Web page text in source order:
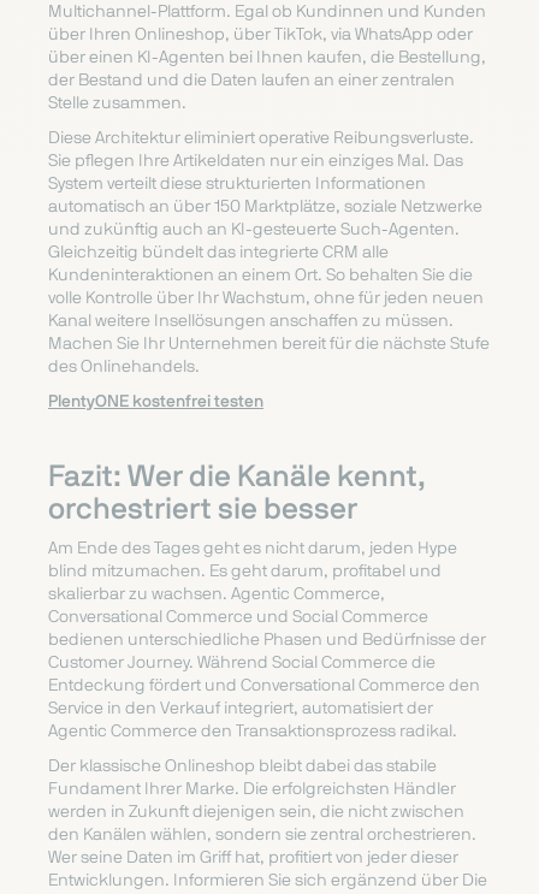
Multichannel-Plattform. Egal ob Kundinnen und Kunden
über Ihren Onlineshop, über TikTok, via WhatsApp oder
über einen KI-Agenten bei Ihnen kaufen, die Bestellung,
der Bestand und die Daten laufen an einer zentralen
Stelle zusammen.
Diese Architektur eliminiert operative Reibungsverluste.
Sie pflegen Ihre Artikeldaten nur ein einziges Mal. Das
System verteilt diese strukturierten Informationen
automatisch an über 150 Marktplätze, soziale Netzwerke
und zukünftig auch an KI-gesteuerte Such-Agenten.
Gleichzeitig bündelt das integrierte CRM alle
Kundeninteraktionen an einem Ort. So behalten Sie die
volle Kontrolle über Ihr Wachstum, ohne für jeden neuen
Kanal weitere Insellösungen anschaffen zu müssen.
Machen Sie Ihr Unternehmen bereit für die nächste Stufe
des Onlinehandels.
PlentyONE kostenfrei testen
Fazit: Wer die Kanäle kennt,
orchestriert sie besser
Am Ende des Tages geht es nicht darum, jeden Hype
blind mitzumachen. Es geht darum, profitabel und
skalierbar zu wachsen. Agentic Commerce,
Conversational Commerce und Social Commerce
bedienen unterschiedliche Phasen und Bedürfnisse der
Customer Journey. Während Social Commerce die
Entdeckung fördert und Conversational Commerce den
Service in den Verkauf integriert, automatisiert der
Agentic Commerce den Transaktionsprozess radikal.
Der klassische Onlineshop bleibt dabei das stabile
Fundament Ihrer Marke. Die erfolgreichsten Händler
werden in Zukunft diejenigen sein, die nicht zwischen
den Kanälen wählen, sondern sie zentral orchestrieren.
Wer seine Daten im Griff hat, profitiert von jeder dieser
Entwicklungen. Informieren Sie sich ergänzend über Die